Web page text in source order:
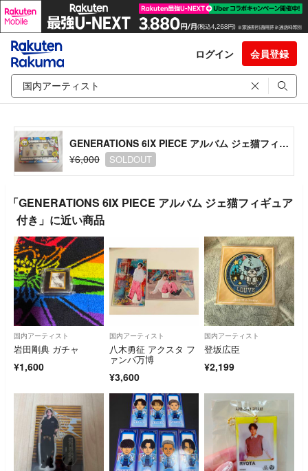
ログイン 会員登録
GENERATIONS 6IX PIECE アルバム ジェ猫フィギュア付き
¥6,000
SOLDOUT
「GENERATIONS 6IX PIECE アルバム ジェ猫フィギュア
付き」に近い商品
国内アーティスト
岩田剛典 ガチャ
¥1,600
国内アーティスト
八木勇征 アクスタ フ
ァンパ万博
¥3,600
国内アーティスト
登坂広臣
¥2,199